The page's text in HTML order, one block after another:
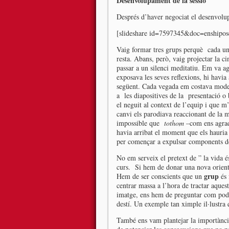
Després d’haver negociat el
[slideshare
Vaig formar tres grups perquè cada
resta. Abans, però, vaig projectar la
passar a un silenci meditatiu. Em va
exposava les seves reflexions, hi
següent. Cada vegada em costava
a les diapositives de la presentació o
el neguit al context de l’equip i que
canvi els parodiava reaccionant de la
impossible que tothom –com ens
havia arribat el moment que els
per començar a expulsar components
No em serveix el pretext de ” la vida
curs. Si hem de donar una nova
Hem de ser conscients que un grup
centrar massa a l’hora de tractar
imatge, ens hem de preguntar com
destí. Un exemple tan ximple il·lustra
També ens vam plantejar la